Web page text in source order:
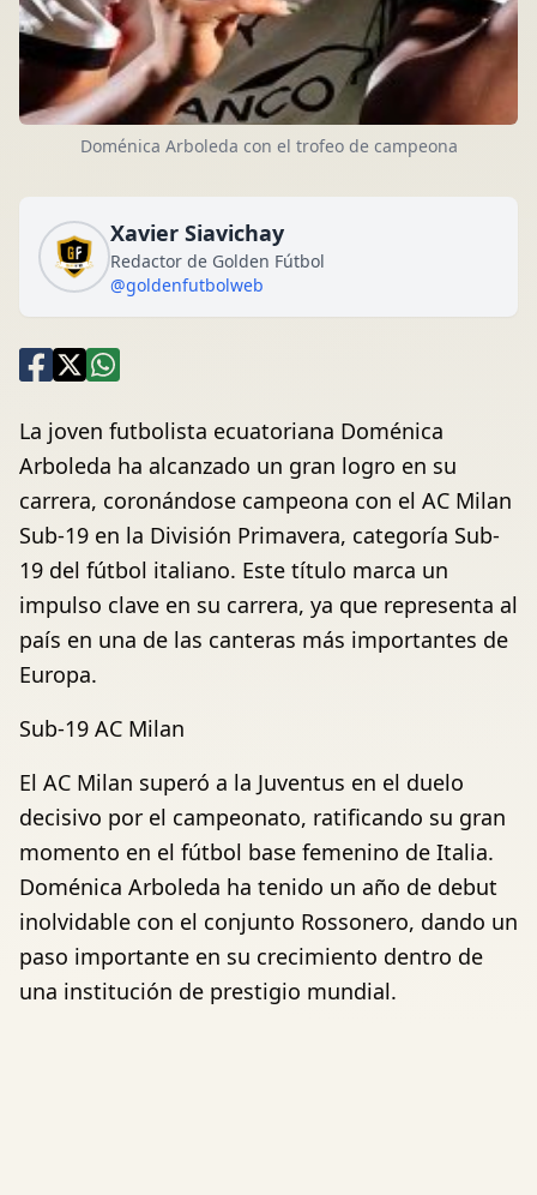
Doménica Arboleda con el trofeo de campeona
Xavier Siavichay
Redactor de Golden Fútbol
@goldenfutbolweb
La joven futbolista ecuatoriana Doménica
Arboleda ha alcanzado un gran logro en su
carrera, coronándose campeona con el AC Milan
Sub-19 en la División Primavera, categoría Sub-
19 del fútbol italiano. Este título marca un
impulso clave en su carrera, ya que representa al
país en una de las canteras más importantes de
Europa.
Sub-19 AC Milan
El AC Milan superó a la Juventus en el duelo
decisivo por el campeonato, ratificando su gran
momento en el fútbol base femenino de Italia.
Doménica Arboleda ha tenido un año de debut
inolvidable con el conjunto Rossonero, dando un
paso importante en su crecimiento dentro de
una institución de prestigio mundial.